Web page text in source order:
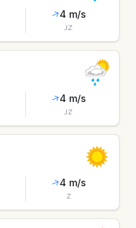
4 m/s
JZ
4 m/s
JZ
4 m/s
Z